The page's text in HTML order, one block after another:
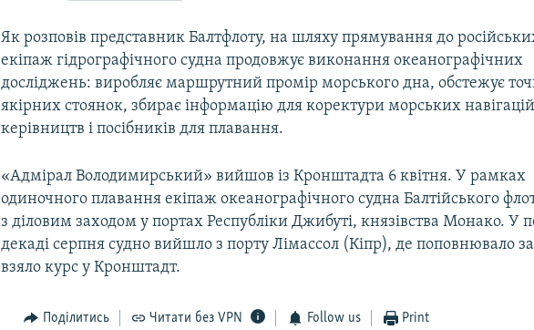
Як розповів представник Балтфлоту, на шляху прямування до
екіпаж гідрографічного судна продовжує виконання океанографічних
досліджень: виробляє маршрутний промір морського дна, обстежує
якірних стоянок, збирає інформацію для коректури морських
керівництв і посібників для плавання.
«Адмірал Володимирський» вийшов із Кронштадта 6 квітня. У рамках
одиночного плавання екіпаж океанографічного судна Балтійського
з діловим заходом у портах Республіки Джибуті, князівства Монако. У
декаді серпня судно вийшло з порту Лімассол (Кіпр), де поповнювало
взяло курс у Кронштадт.
Поділитись Читати без VPN Follow us Print